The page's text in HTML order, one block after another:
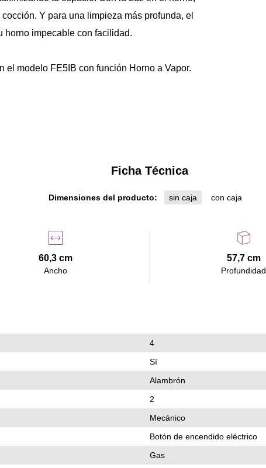
Y para una limpieza más profunda, el
horno impecable con facilidad.
el modelo FE5IB con función Horno a Vapor.
Ficha Técnica
Dimensiones del producto: sin caja con caja
60,3 cm
Ancho
57,7 cm
Profundidad
4
Sí
Alambrón
2
Mecánico
Botón de encendido eléctrico
Gas